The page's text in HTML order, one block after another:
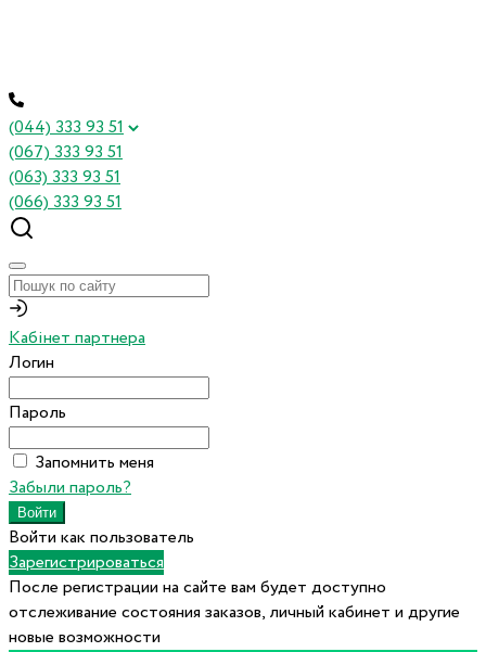
(044) 333 93 51
(067) 333 93 51
(063) 333 93 51
(066) 333 93 51
Кабінет партнера
Логин
Пароль
Запомнить меня
Забыли пароль?
Войти как пользователь
Зарегистрироваться
После регистрации на сайте вам будет доступно
отслеживание состояния заказов, личный кабинет и другие
новые возможности